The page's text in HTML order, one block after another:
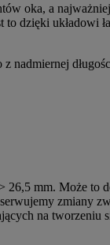
oka, a
dzięki układowi
26,5 mm. Może
zmiany
na tworzeniu